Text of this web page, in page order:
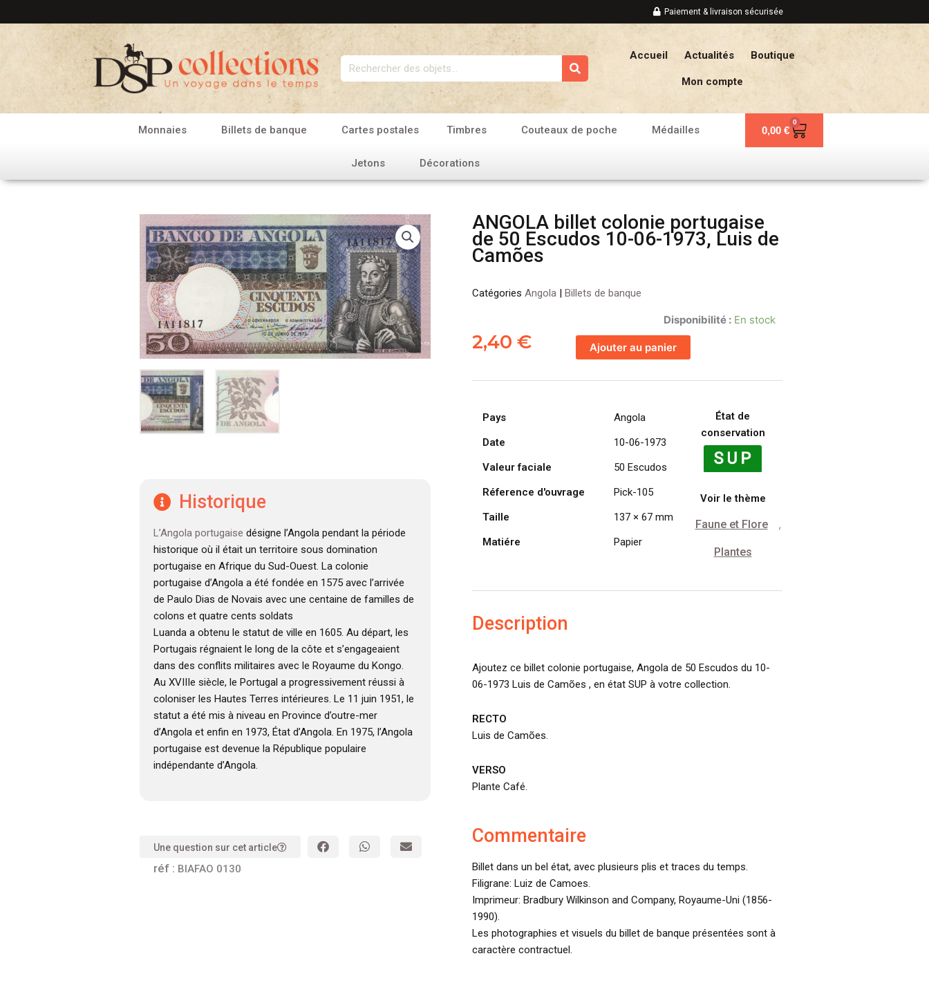
au
contenu
Paiement & livraison sécurisée
Rechercher
Accueil Actualités Boutique
Mon compte
Monnaies Billets de banque Cartes postales Timbres Couteaux de poche Médailles
Jetons Décorations
0,00 €
0
Panier
Historique
L’Angola portugaise désigne l’Angola pendant la période
historique où il était un territoire sous domination
portugaise en Afrique du Sud-Ouest. La colonie
portugaise d’Angola a été fondée en 1575 avec l’arrivée
de Paulo Dias de Novais avec une centaine de familles de
colons et quatre cents soldats
Luanda a obtenu le statut de ville en 1605. Au départ, les
Portugais régnaient le long de la côte et s’engageaient
dans des conflits militaires avec le Royaume du Kongo.
Au XVIIIe siècle, le Portugal a progressivement réussi à
coloniser les Hautes Terres intérieures. Le 11 juin 1951, le
statut a été mis à niveau en Province d’outre-mer
d’Angola et enfin en 1973, État d’Angola. En 1975, l’Angola
portugaise est devenue la République populaire
indépendante d’Angola.
Une question sur cet article
réf : BIAFAO 0130
ANGOLA billet colonie portugaise
de 50 Escudos 10-06-1973, Luis de
Camões
Catégories Angola | Billets de banque
2,40 €
Disponibilité : En stock
de
ANGOLA
colonie
1973,
Ajouter au panier
Pays
Angola
Date
10-06-1973
Valeur faciale
50 Escudos
Réference d'ouvrage
Pick-105
Taille
137 × 67 mm
Matiére
Papier
État de
conservation
Voir le thème
Faune et Flore ,
Plantes
Description
Ajoutez ce billet colonie portugaise, Angola de 50 Escudos du 10-
06-1973 Luis de Camões , en état SUP à votre collection.
RECTO
Luis de Camões.
VERSO
Plante Café.
Commentaire
Billet dans un bel état, avec plusieurs plis et traces du temps.
Filigrane: Luiz de Camoes.
Imprimeur: Bradbury Wilkinson and Company, Royaume-Uni (1856-
1990).
Les photographies et visuels du billet de banque présentées sont à
caractère contractuel.